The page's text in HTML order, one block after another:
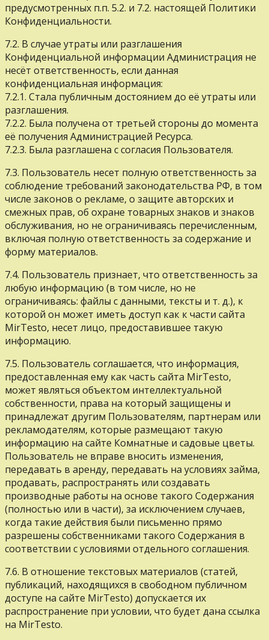
предусмотренных п.п. 5.2. и 7.2. настоящей Политики
Конфиденциальности.
7.2. В случае утраты или разглашения
Конфиденциальной информации Администрация не
несёт ответственность, если данная
конфиденциальная информация:
7.2.1. Стала публичным достоянием до её утраты или
разглашения.
7.2.2. Была получена от третьей стороны до момента
её получения Администрацией Ресурса.
7.2.3. Была разглашена с согласия Пользователя.
7.3. Пользователь несет полную ответственность за
соблюдение требований законодательства РФ, в том
числе законов о рекламе, о защите авторских и
смежных прав, об охране товарных знаков и знаков
обслуживания, но не ограничиваясь перечисленным,
включая полную ответственность за содержание и
форму материалов.
7.4. Пользователь признает, что ответственность за
любую информацию (в том числе, но не
ограничиваясь: файлы с данными, тексты и т. д.), к
которой он может иметь доступ как к части сайта
MirTesto, несет лицо, предоставившее такую
информацию.
7.5. Пользователь соглашается, что информация,
предоставленная ему как часть сайта MirTesto,
может являться объектом интеллектуальной
собственности, права на который защищены и
принадлежат другим Пользователям, партнерам или
рекламодателям, которые размещают такую
информацию на сайте Комнатные и садовые цветы.
Пользователь не вправе вносить изменения,
передавать в аренду, передавать на условиях займа,
продавать, распространять или создавать
производные работы на основе такого Содержания
(полностью или в части), за исключением случаев,
когда такие действия были письменно прямо
разрешены собственниками такого Содержания в
соответствии с условиями отдельного соглашения.
7.6. В отношение текстовых материалов (статей,
публикаций, находящихся в свободном публичном
доступе на сайте MirTesto) допускается их
распространение при условии, что будет дана ссылка
на MirTesto.